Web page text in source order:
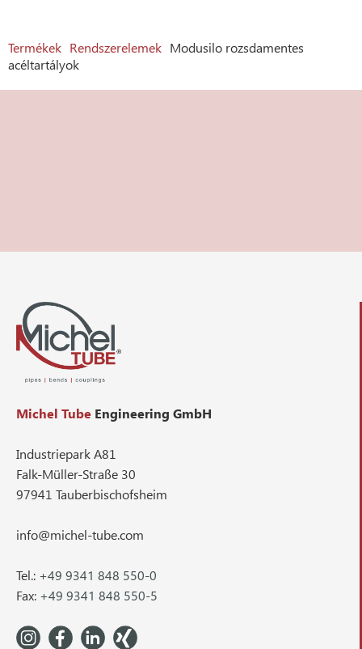
Termékek Rendszerelemek Modusilo rozsdamentes
acéltartályok
Michel Tube Engineering GmbH
Industriepark A81
Falk-Müller-Straße 30
97941 Tauberbischofsheim
info@michel-tube.com
Tel.: +49 9341 848 550-0
Fax: +49 9341 848 550-5